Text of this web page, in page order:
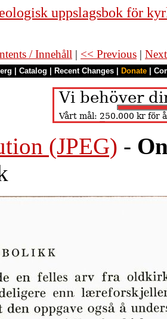
uppslagsbok för
/ Innehåll | << Previous |
Catalog Recent Changes Donate
(JPEG) -